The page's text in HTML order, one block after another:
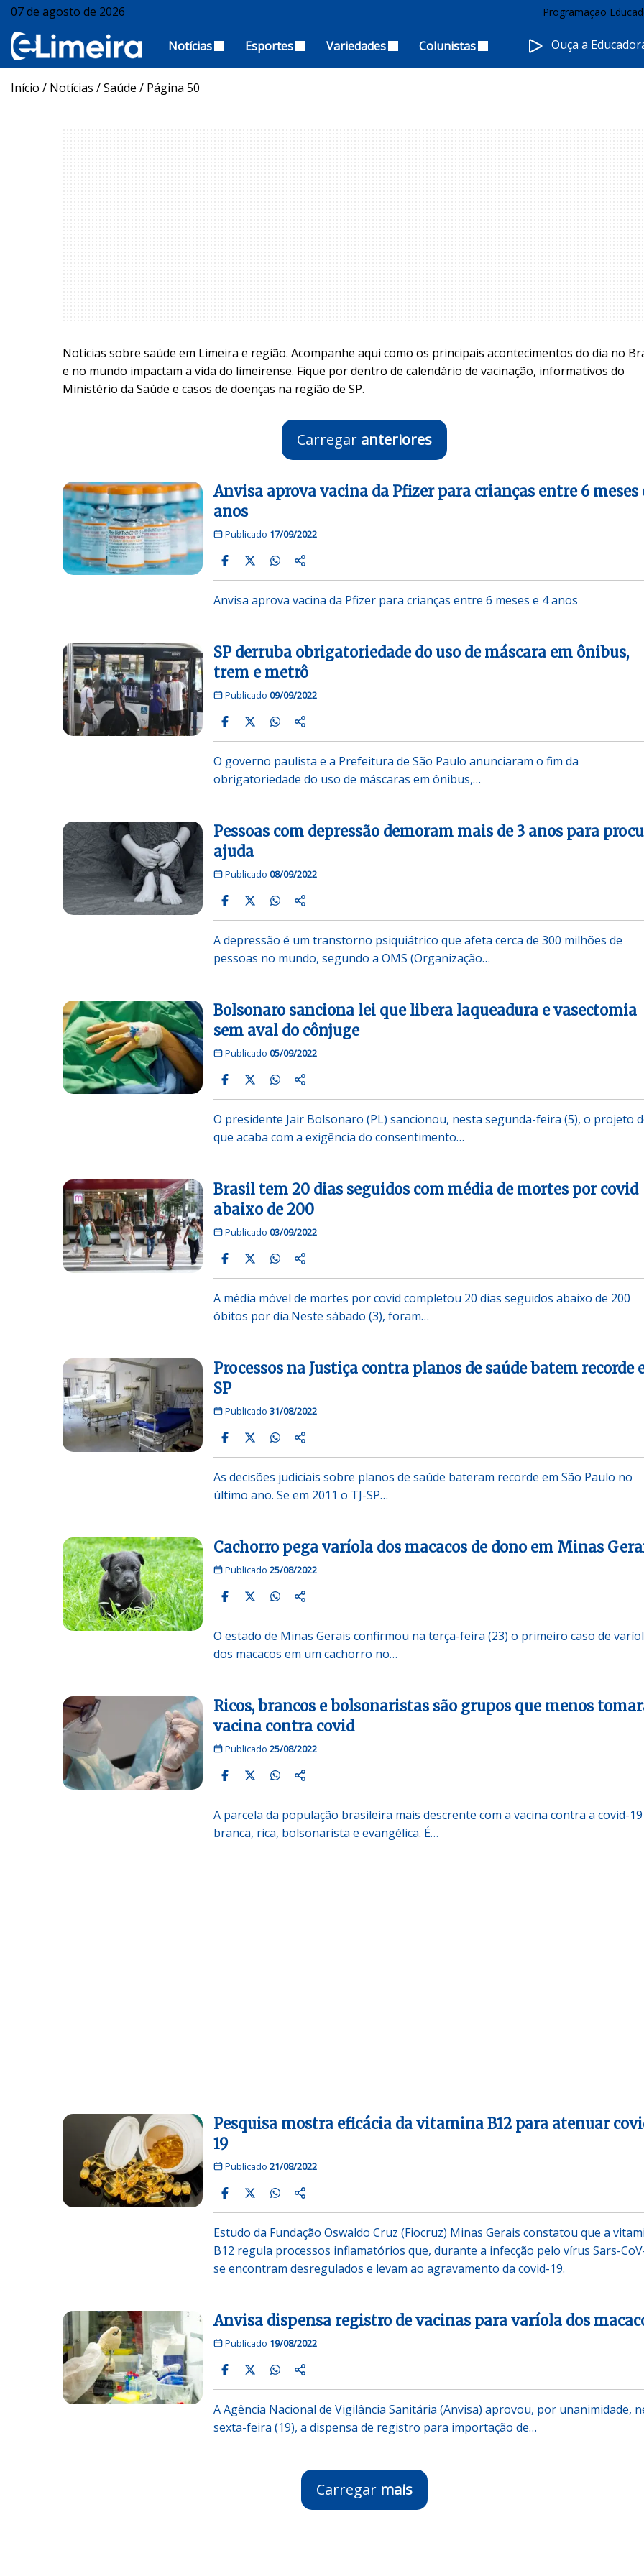
07 de agosto de 2026 Programação
Notícias Esportes Variedades Colunistas Ouça a
Início / Notícias /Saúde / Página 50
Notícias sobre saúde em Limeira e região. Acompanhe aqui como os principais acontecimentos do dia no
e no mundo impactam a vida do limeirense. Fique por dentro de calendário de vacinação, informativos do
Ministério da Saúde e casos de doenças na região de SP.
Carregar anteriores
Anvisa aprova vacina da Pfizer para crianças entre 6 meses
anos
Publicado 17/09/2022
Anvisa aprova vacina da Pfizer para crianças entre 6 meses e 4 anos
SP derruba obrigatoriedade do uso de máscara em ônibus,
trem e metrô
Publicado 09/09/2022
O governo paulista e a Prefeitura de São Paulo anunciaram o fim da
obrigatoriedade do uso de máscaras em ônibus,…
Pessoas com depressão demoram mais de 3 anos para
ajuda
Publicado 08/09/2022
A depressão é um transtorno psiquiátrico que afeta cerca de 300 milhões de
pessoas no mundo, segundo a OMS (Organização…
Bolsonaro sanciona lei que libera laqueadura e vasectomia
sem aval do cônjuge
Publicado 05/09/2022
O presidente Jair Bolsonaro (PL) sancionou, nesta segunda-feira (5), o projeto
que acaba com a exigência do consentimento…
Brasil tem 20 dias seguidos com média de mortes por covid
abaixo de 200
Publicado 03/09/2022
A média móvel de mortes por covid completou 20 dias seguidos abaixo de 200
óbitos por dia.Neste sábado (3), foram…
Processos na Justiça contra planos de saúde batem recorde
SP
Publicado 31/08/2022
As decisões judiciais sobre planos de saúde bateram recorde em São Paulo no
último ano. Se em 2011 o TJ-SP…
Cachorro pega varíola dos macacos de dono em Minas
Publicado 25/08/2022
O estado de Minas Gerais confirmou na terça-feira (23) o primeiro caso de
dos macacos em um cachorro no…
Ricos, brancos e bolsonaristas são grupos que menos
vacina contra covid
Publicado 25/08/2022
A parcela da população brasileira mais descrente com a vacina contra a covid-19
branca, rica, bolsonarista e evangélica. É…
Pesquisa mostra eficácia da vitamina B12 para atenuar
19
Publicado 21/08/2022
Estudo da Fundação Oswaldo Cruz (Fiocruz) Minas Gerais constatou que a
B12 regula processos inflamatórios que, durante a infecção pelo vírus Sars-
se encontram desregulados e levam ao agravamento da covid-19.
Anvisa dispensa registro de vacinas para varíola dos
Publicado 19/08/2022
A Agência Nacional de Vigilância Sanitária (Anvisa) aprovou, por unanimidade,
sexta-feira (19), a dispensa de registro para importação de…
Carregar mais